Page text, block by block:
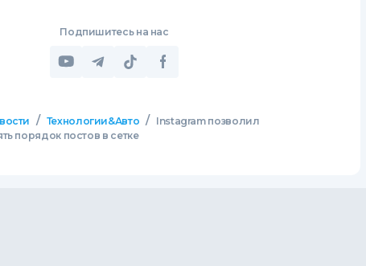
Подпишитесь на нас
/ Технологии&Авто /
Instagram позволил
порядок постов в сетке